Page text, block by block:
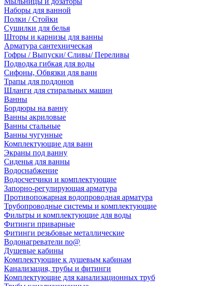
Наборы для ванной
Полки / Стойки
Сушилки для белья
Шторы и карнизы для ванны
Арматура сантехническая
Гофры / Выпуски/ Сливы/ Переливы
Подводка гибкая для воды
Сифоны, Обвязки для ванн
Трапы для поддонов
Шланги для стиральных машин
Ванны
Бордюры на ванну
Ванны акриловые
Ванны стальные
Ванны чугунные
Комплектующие для ванн
Экраны под ванну
Сиденья для ванны
Водоснабжение
Водосчетчики и комплектующие
Запорно-регулирующая арматура
Противопожарная водопроводная арматура
Трубопроводные системы и комплектующие
Фильтры и комплектующие для воды
Фитинги приварные
Фитинги резьбовые металлические
Водонагреватели no@
Душевые кабины
Комплектующие к душевым кабинам
Канализация, трубы и фитинги
Комплектующие для канализационных труб